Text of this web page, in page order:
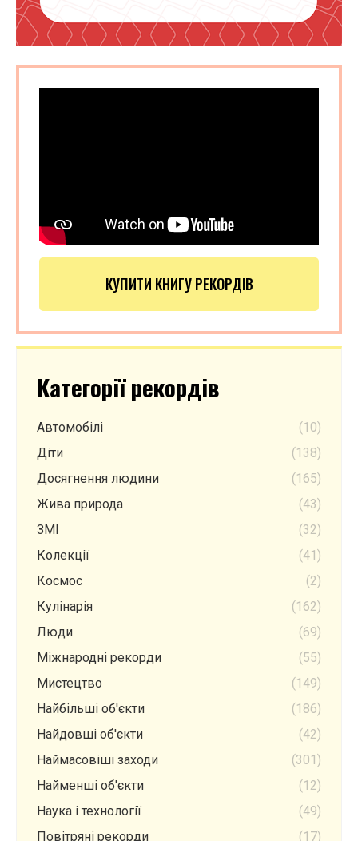
КУПИТИ КНИГУ РЕКОРДІВ
Категорії рекордів
Автомобілі
(10)
Діти
(138)
Досягнення людини
(165)
Жива природа
(43)
ЗМІ
(32)
Колекції
(41)
Космос
(2)
Кулінарія
(162)
Люди
(69)
Міжнародні рекорди
(55)
Мистецтво
(149)
Найбільші об'єкти
(186)
Найдовші об'єкти
(42)
Наймасовіші заходи
(301)
Найменші об'єкти
(12)
Наука і технології
(49)
Повітряні рекорди
(17)